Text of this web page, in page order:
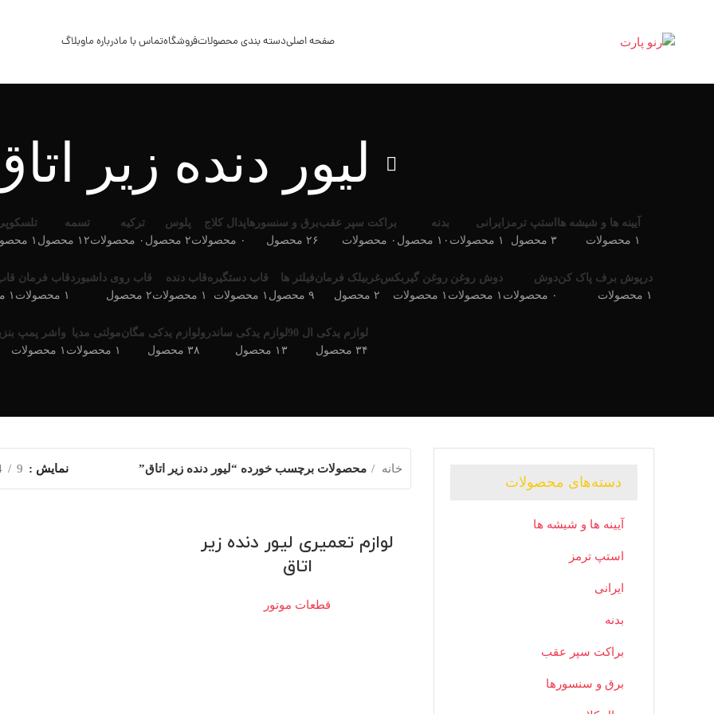
صفحه اصلیدسته بندی محصولاتفروشگاهتماس با مادرباره ماوبلاگ
لیور دنده زیر
آیینه ها و شیشه ها
۱ محصولات
استپ ترمز
۳ محصول
ایرانی
۱ محصولات
بدنه
۱۰ محصول
براکت سپر عقب
۰ محصولات
برق و سنسورها
۲۶ محصول
پدال کلاج
۰ محصولات
پلوس
۲ محصول
ترکیه
۰ محصولات
تسمه
۱۲ محصول
۱ محصولات
درپوش برف پاک کن
۱ محصولات
دوش
۰ محصولات
دوش روغن
۱ محصولات
روغن گیربکس
۱ محصولات
غربیلک فرمان
۲ محصول
فیلتر ها
۹ محصول
قاب دستگیره
۱ محصولات
قاب دنده
۱ محصولات
قاب روی داشبورد
۲ محصول
قاب فرمان
۱ محصولات
۱ محصولات
لوازم یدکی ال 90
۳۴ محصول
لوازم یدکی ساندرو
۱۳ محصول
لوازم یدکی مگان
۳۸ محصول
مولتی مدیا
۱ محصولات
واشر پمپ
۱ محصولات
دسته‌های محصولات
آیینه ها و شیشه ها
استپ ترمز
ایرانی
بدنه
براکت سپر عقب
برق و سنسورها
خانه محصولات برچسب خورده “لیور دنده زیر اتاق” نمایش 9
لوازم تعمیری لیور دنده زیر
اتاق
قطعات موتور